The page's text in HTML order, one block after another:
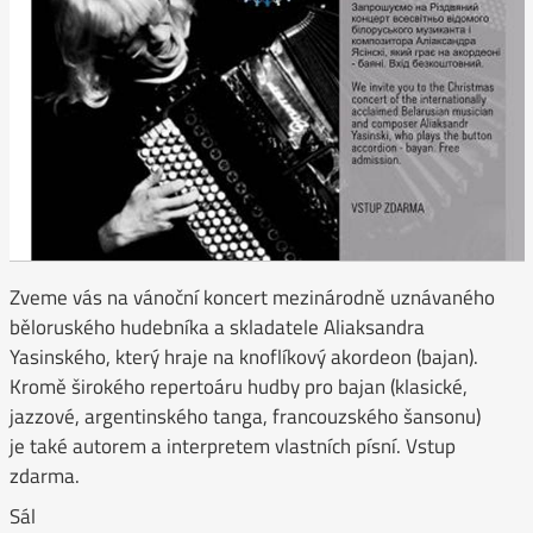
Zveme vás na vánoční koncert mezinárodně uznávaného
běloruského hudebníka a skladatele Aliaksandra
Yasinského, který hraje na knoflíkový akordeon (bajan).
Kromě širokého repertoáru hudby pro bajan (klasické,
jazzové, argentinského tanga, francouzského šansonu)
je také autorem a interpretem vlastních písní. Vstup
zdarma.
Sál